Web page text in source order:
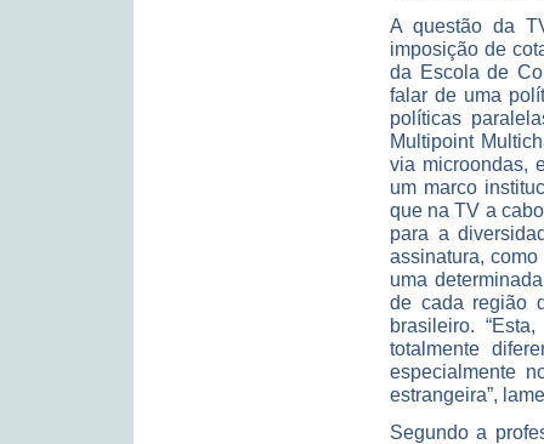
A questão da
imposição de
da Escola de
falar de uma
políticas
Multipoint
via microondas,
um marco
que na TV a
para a
assinatura,
uma
de cada região
brasileiro.
totalmente
especialmente
estrangeira”,
Segundo a